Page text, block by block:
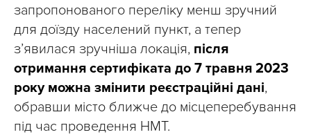
запропонованого переліку менш зручний
для доїзду населений пункт, а тепер
з’явилася зручніша локація, після
отримання сертифіката до 7 травня 2023
року можна змінити реєстраційні дані,
обравши місто ближче до місцеперебування
під час проведення НМТ.